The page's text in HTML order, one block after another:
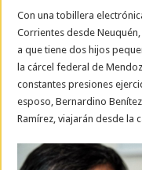
Con una tobillera
Corrientes desde
a que tiene dos hijos
la cárcel federal de
constantes presiones
esposo, Bernardino
Ramírez, viajarán desde la